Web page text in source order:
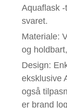
Aquaflask
svaret.
Materiale:
og
Design:
eksklusive
også
er brand